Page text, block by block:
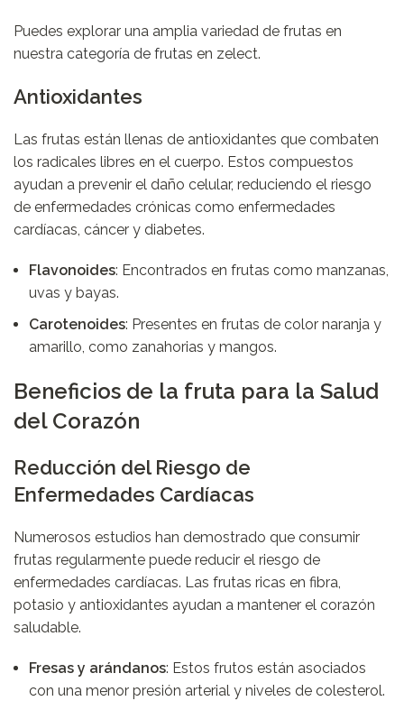
Puedes explorar una amplia variedad de frutas en
nuestra categoría de frutas en zelect.
Antioxidantes
Las frutas están llenas de antioxidantes que combaten
los radicales libres en el cuerpo. Estos compuestos
ayudan a prevenir el daño celular, reduciendo el riesgo
de enfermedades crónicas como enfermedades
cardíacas, cáncer y diabetes.
Flavonoides: Encontrados en frutas como manzanas,
uvas y bayas.
Carotenoides: Presentes en frutas de color naranja y
amarillo, como zanahorias y mangos.
Beneficios de la fruta para la Salud
del Corazón
Reducción del Riesgo de
Enfermedades Cardíacas
Numerosos estudios han demostrado que consumir
frutas regularmente puede reducir el riesgo de
enfermedades cardíacas. Las frutas ricas en fibra,
potasio y antioxidantes ayudan a mantener el corazón
saludable.
Fresas y arándanos: Estos frutos están asociados
con una menor presión arterial y niveles de colesterol.